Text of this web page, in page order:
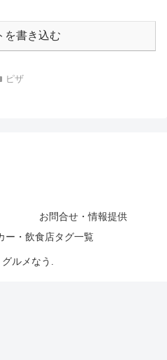
を書き込む
ピザ
お問合せ・情報提供
ー・飲食店タグ一覧
ルメなう.